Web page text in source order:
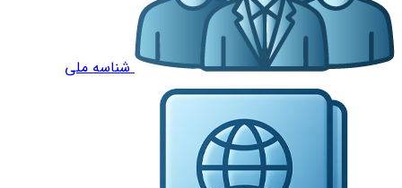
شناسه ملی